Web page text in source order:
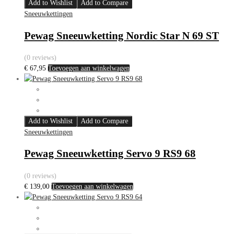
Add to Wishlist
Add to Compare
Sneeuwkettingen
Pewag Sneeuwketting Nordic Star N 69 ST
(0 reviews)
€ 67,95 Toevoegen aan winkelwagen
Add to Wishlist
Add to Compare
Sneeuwkettingen
Pewag Sneeuwketting Servo 9 RS9 68
(0 reviews)
€ 139,00 Toevoegen aan winkelwagen